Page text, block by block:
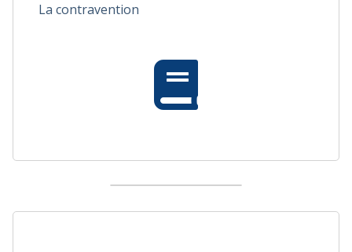
La contravention